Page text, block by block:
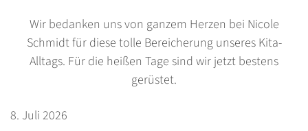
Wir bedanken uns von ganzem Herzen bei Nicole
Schmidt für diese tolle Bereicherung unseres Kita-
Alltags. Für die heißen Tage sind wir jetzt bestens
gerüstet.
8. Juli 2026